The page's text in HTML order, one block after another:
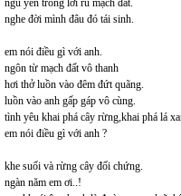
ngủ yên trong lời ru mạch đất.
nghe đời mình đâu đó tái sinh.
em nói điều gì với anh.
ngôn từ mạch đất vô thanh
hơi thở luồn vào đêm đứt quãng.
luồn vào anh gấp gáp vô cùng.
tình yêu khai phá cây rừng,khai phá lá
em nói điều gì với anh ?
khe suối và rừng cây đối chứng.
ngàn năm em ơi..!